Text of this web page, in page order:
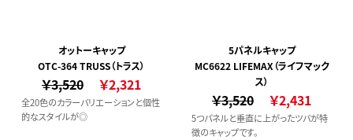
オットーキャップ
OTC-364 TRUSS（トラス）
￥3,520 ￥2,321
全20色のカラーバリエーションと個性
的なスタイルが◎
5パネルキャップ
MC6622 LIFEMAX（ライフマック
ス）
￥3,520 ￥2,431
5つパネルと垂直に上がったツバが特
徴のキャップです。